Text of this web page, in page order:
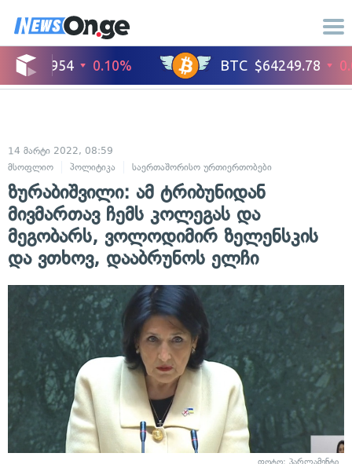
14 მარტი 2022, 08:59
მსოფლიო
პოლიტიკა საერთაშორისო ურთიერთობები
ზურაბიშვილი: ამ ტრიბუნიდან
მივმართავ ჩემს კოლეგას და
მეგობარს, ვოლოდიმირ ზელენსკის
და ვთხოვ, დააბრუნოს ელჩი